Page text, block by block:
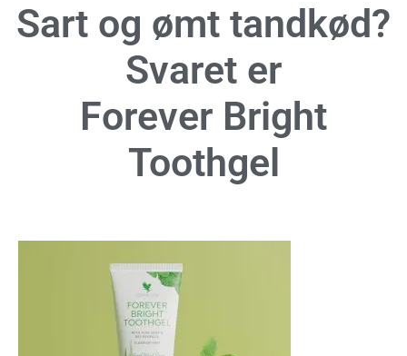
Sart og ømt tandkød?
Svaret er
Forever Bright
Toothgel